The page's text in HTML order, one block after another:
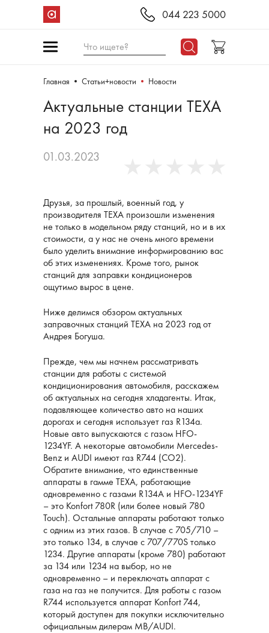
044 223 5000
Что ищете?
Главная Статьи+новости Новости
Актуальные станции ТЕХА
на 2023 год
01.03.2023
Друзья, за прошлый, военный год, у
производителя ТЕХА произошли изменения
не только в модельном ряду станций, но и в их
стоимости, а у нас не очень много времени
было уделить внимание информированию вас
об этих изменениях. Кроме того, рынок
станций для заправки кондиционеров
ощутимо вырос в цене.
Ниже делимся обзором актуальных
заправочных станций ТЕХА на 2023 год от
Андрея Богуша.
Прежде, чем мы начнем рассматривать
станции для работы с системой
кондиционирования автомобиля, расскажем
об актуальных на сегодня хладагенты. Итак,
подавляющее количество авто на наших
дорогах и сегодня использует газ R134a.
Новые авто выпускаются с газом HFO-
1234YF. А некоторые автомобили Mercedes-
Benz и AUDI имеют газ R744 (CO2).
Обратите внимание, что единственные
аппараты в гамме TEXA, работающие
одновременно с газами R134A и HFO-1234YF
– это Konfort 780R (или более новый 780
Touch). Остальные аппараты работают только
с одним из этих газов. В случае с 705/710 –
это только 134, в случае с 707/770S только
1234. Другие аппараты (кроме 780) работают
за 134 или 1234 на выбор, но не
одновременно – и переключать аппарат с
газа на газ не получится. Для работы с газом
R744 используется аппарат Konfort 744,
который доступен для покупки исключительно
официальным дилерам MB/AUDI.